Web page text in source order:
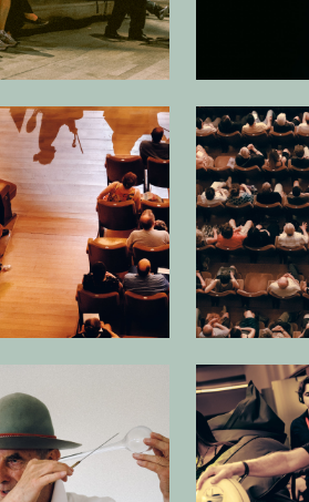
Open afbeelding in popup
Open afbeelding in popup